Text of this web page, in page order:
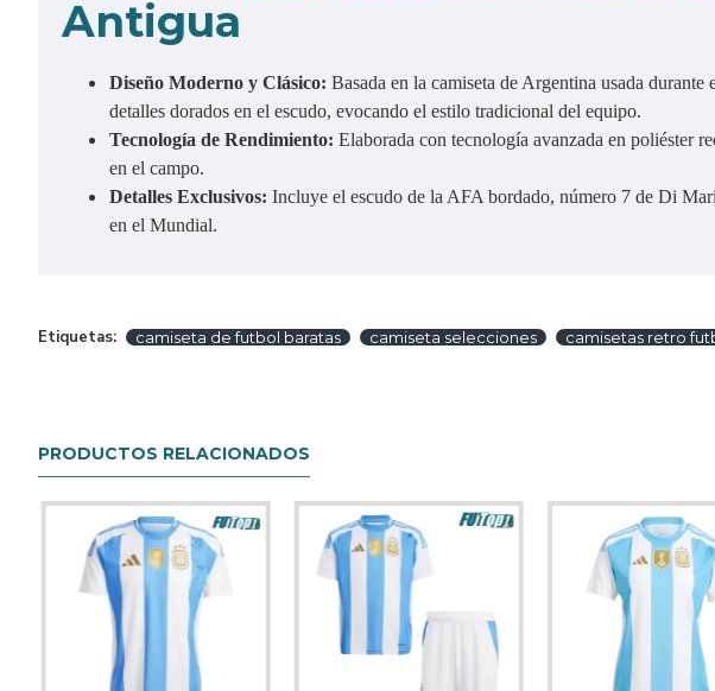
Antigua
Diseño Moderno y Clásico: Basada en la camiseta de Argentina usada
detalles dorados en el escudo, evocando el estilo tradicional del equipo.
Tecnología de Rendimiento: Elaborada con tecnología avanzada en poliéster
en el campo.
Detalles Exclusivos: Incluye el escudo de la AFA bordado, número 7 de Di
en el Mundial.
Etiquetas: camiseta de futbol baratas camiseta selecciones camisetas retro
PRODUCTOS RELACIONADOS